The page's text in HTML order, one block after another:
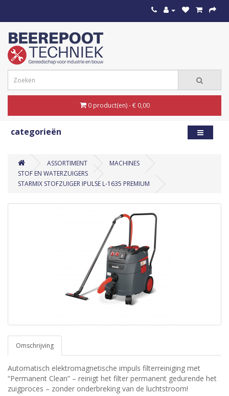
0 product(en) - € 0,00
categorieën
ASSORTIMENT
MACHINES
STOF EN WATERZUIGERS
STARMIX STOFZUIGER IPULSE L-1635 PREMIUM
Omschrijving
Automatisch elektromagnetische impuls filterreiniging met
“Permanent Clean” – reinigt het filter permanent gedurende het
zuigproces – zonder onderbreking van de luchtstroom!